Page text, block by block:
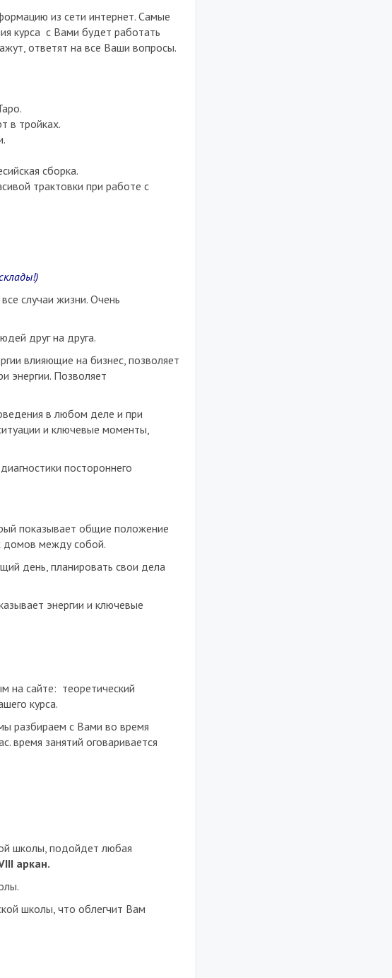
из сети интернет. Самые
курса с Вами будет работать
ответят на все Ваши вопросы.
в тройках.
сборка.
трактовки при работе с
случаи жизни. Очень
друг на друга.
влияющие на бизнес, позволяет
энергии. Позволяет
в любом деле и при
и ключевые моменты,
постороннего
показывает общие положение
домов между собой.
день, планировать свои дела
энергии и ключевые
на сайте: теоретический
курса.
разбираем с Вами во время
время занятий оговаривается
школы, подойдет любая
аркан.
школы, что облегчит Вам